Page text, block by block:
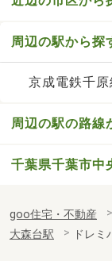
周辺の駅から探
京成電鉄千原
周辺の駅の路線
千葉県千葉市中
goo住宅・不動産
大森台駅
ドレミ